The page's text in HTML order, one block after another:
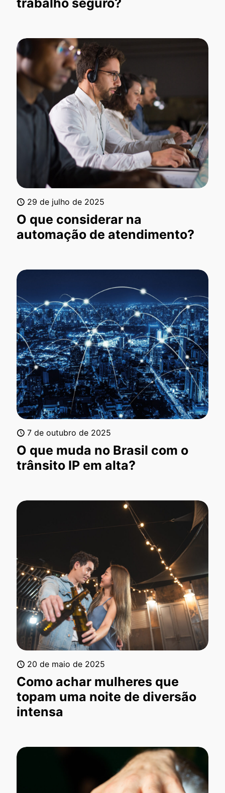
trabalho seguro?
29 de julho de 2025
O que considerar na
automação de atendimento?
7 de outubro de 2025
O que muda no Brasil com o
trânsito IP em alta?
20 de maio de 2025
Como achar mulheres que
topam uma noite de diversão
intensa